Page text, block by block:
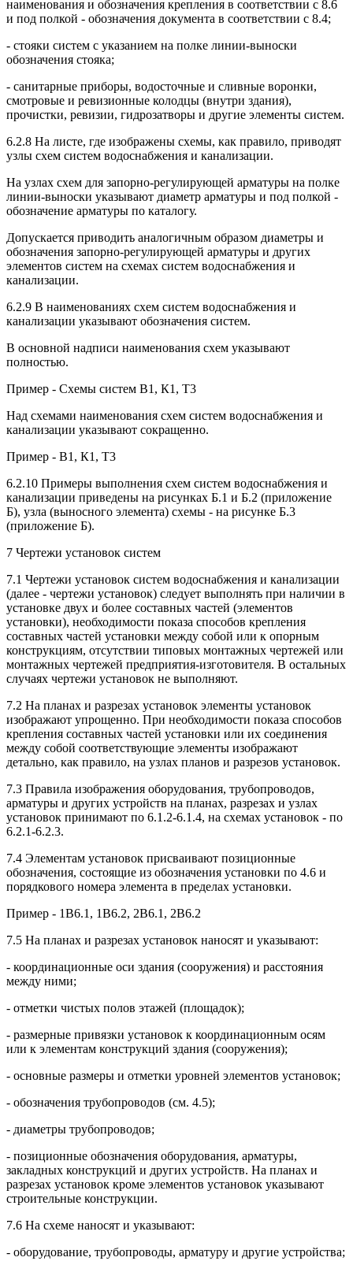
наименования и обозначения крепления в соответствии с 8.6
и под полкой - обозначения документа в соответствии с 8.4;
- стояки систем с указанием на полке линии-выноски
обозначения стояка;
- санитарные приборы, водосточные и сливные воронки,
смотровые и ревизионные колодцы (внутри здания),
прочистки, ревизии, гидрозатворы и другие элементы систем.
6.2.8 На листе, где изображены схемы, как правило, приводят
узлы схем систем водоснабжения и канализации.
На узлах схем для запорно-регулирующей арматуры на полке
линии-выноски указывают диаметр арматуры и под полкой -
обозначение арматуры по каталогу.
Допускается приводить аналогичным образом диаметры и
обозначения запорно-регулирующей арматуры и других
элементов систем на схемах систем водоснабжения и
канализации.
6.2.9 В наименованиях схем систем водоснабжения и
канализации указывают обозначения систем.
В основной надписи наименования схем указывают
полностью.
Пример - Схемы систем В1, К1, Т3
Над схемами наименования схем систем водоснабжения и
канализации указывают сокращенно.
Пример - В1, К1, Т3
6.2.10 Примеры выполнения схем систем водоснабжения и
канализации приведены на рисунках Б.1 и Б.2 (приложение
Б), узла (выносного элемента) схемы - на рисунке Б.3
(приложение Б).
7 Чертежи установок систем
7.1 Чертежи установок систем водоснабжения и канализации
(далее - чертежи установок) следует выполнять при наличии в
установке двух и более составных частей (элементов
установки), необходимости показа способов крепления
составных частей установки между собой или к опорным
конструкциям, отсутствии типовых монтажных чертежей или
монтажных чертежей предприятия-изготовителя. В остальных
случаях чертежи установок не выполняют.
7.2 На планах и разрезах установок элементы установок
изображают упрощенно. При необходимости показа способов
крепления составных частей установки или их соединения
между собой соответствующие элементы изображают
детально, как правило, на узлах планов и разрезов установок.
7.3 Правила изображения оборудования, трубопроводов,
арматуры и других устройств на планах, разрезах и узлах
установок принимают по 6.1.2-6.1.4, на схемах установок - по
6.2.1-6.2.3.
7.4 Элементам установок присваивают позиционные
обозначения, состоящие из обозначения установки по 4.6 и
порядкового номера элемента в пределах установки.
Пример - 1В6.1, 1В6.2, 2В6.1, 2В6.2
7.5 На планах и разрезах установок наносят и указывают:
- координационные оси здания (сооружения) и расстояния
между ними;
- отметки чистых полов этажей (площадок);
- размерные привязки установок к координационным осям
или к элементам конструкций здания (сооружения);
- основные размеры и отметки уровней элементов установок;
- обозначения трубопроводов (см. 4.5);
- диаметры трубопроводов;
- позиционные обозначения оборудования, арматуры,
закладных конструкций и других устройств. На планах и
разрезах установок кроме элементов установок указывают
строительные конструкции.
7.6 На схеме наносят и указывают:
- оборудование, трубопроводы, арматуру и другие устройства;